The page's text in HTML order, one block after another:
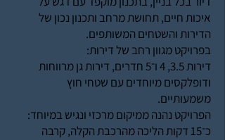
איכות חיים, תחושת מרחב ותכנון נכון של
הדירות והשטחים המשותפים.
בפרויקט מגוון רחב של דירות:
דירות 3.5, 4 ו־5 חדרים, דירות גן מרווחות
ודופלקסים מיוחדים עם שטחי חוץ
משמעותיים.
הפרויקט נהנה ממיקום מרכזי ונגיש במיוחד:
כ־15 דקות הליכה מהרכבת הקלה, קרבה